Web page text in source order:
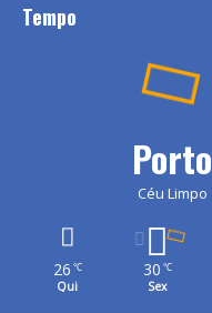
Tempo
Porto
Céu Limpo
26 ℃
Qui
30 ℃
Sex